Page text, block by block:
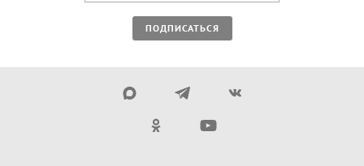
ПОДПИСАТЬСЯ